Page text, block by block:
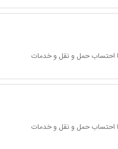
احتساب حمل و نقل و خدمات
احتساب حمل و نقل و خدمات